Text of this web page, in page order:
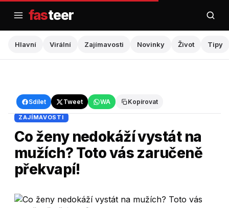
obsah
fasteer
Hlavní Virální Zajímavosti Novinky Život Tipy
Sdílet Tweet WA Kopírovat
Hlavní ›Zajímavosti
ZAJÍMAVOSTI
Co ženy nedokáží vystát na
mužích? Toto vás zaručeně
překvapí!